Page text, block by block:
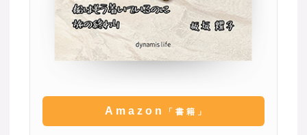
Amazon 「書籍」